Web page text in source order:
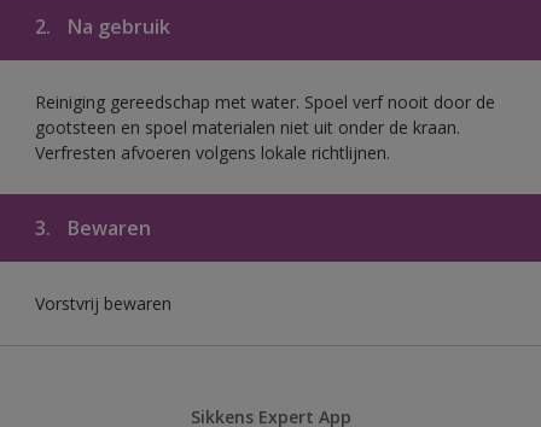
2. Na gebruik
Reiniging gereedschap met water. Spoel verf nooit door de
gootsteen en spoel materialen niet uit onder de kraan.
Verfresten afvoeren volgens lokale richtlijnen.
3. Bewaren
Vorstvrij bewaren
Sikkens Expert App